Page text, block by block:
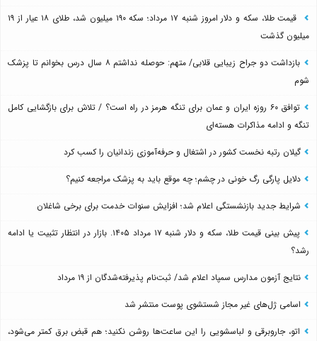
قیمت طلا، سکه و دلار امروز شنبه ۱۷ مرداد؛ سکه ۱۹۰ میلیون شد، طلای ۱۸ عیار از ۱۹
میلیون گذشت
بازداشت دو جراح زیبایی قلابی/ متهم: حوصله نداشتم ۸ سال درس بخوانم تا پزشک
شوم
توافق ۶۰ روزه ایران و عمان برای تنگه هرمز در راه است؟ / تلاش برای بازگشایی کامل
تنگه و ادامه مذاکرات هسته‌ای
گیلان رتبه نخست کشور در اشتغال و حرفه‌آموزی زندانیان را کسب کرد
دلایل پارگی رگ خونی در چشم؛ چه موقع باید به پزشک مراجعه کنیم؟
شرایط جدید بازنشستگی اعلام شد؛ افزایش سنوات خدمت برای برخی شاغلان
پیش بینی قیمت طلا، سکه و دلار شنبه ۱۷ مرداد ۱۴۰۵. بازار در انتظار تثبیت یا ادامه
رشد؟
نتایج آزمون مدارس سمپاد اعلام شد/ ثبت‌نام پذیرفته‌شدگان از ۱۹ مرداد
اسامی ژل‌های غیر مجاز شستشوی پوست منتشر شد
اتو، جاروبرقی و لباسشویی را این ساعت‌ها روشن نکنید؛ هم قبض برق کمتر می‌شود،